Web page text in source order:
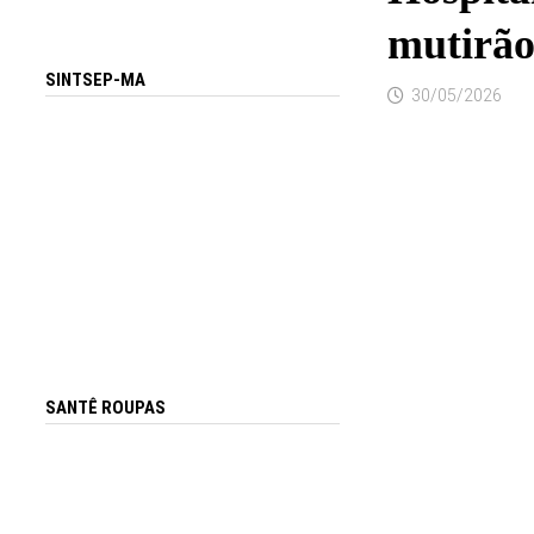
mutirão
30/05/2026
SINTSEP-MA
SANTÊ ROUPAS